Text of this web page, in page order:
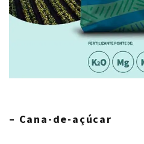
– Cana-de-açúcar